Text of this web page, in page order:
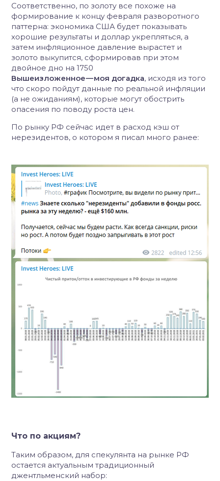
Соответственно, по золоту все похоже на
формирование к концу февраля разворотного
паттерна: экономика США будет показывать
хорошие результаты и доллар укрепляться, а
затем инфляционное давление вырастет и
золото выкупится, сформировав при этом
двойное дно на 1750
Вышеизложенное — моя догадка, исходя из того
что скоро пойдут данные по реальной инфляции
(а не ожиданиям), которые могут обострить
опасения по поводу роста цен.
По рынку РФ сейчас идет в расход кэш от
нерезидентов, о котором я писал много ранее:
Что по акциям?
Таким образом, для спекулянта на рынке РФ
остается актуальным традиционный
джентльменский набор: